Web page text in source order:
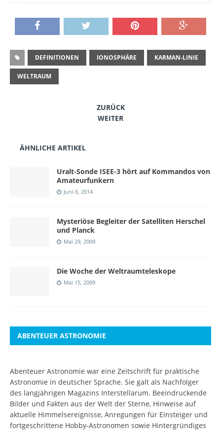
DEFINITIONEN IONOSPHÄRE KARMAN-LINIE
WELTRAUM
ZURÜCK
WEITER
ÄHNLICHE ARTIKEL
Uralt-Sonde ISEE-3 hört auf Kommandos von
Amateurfunkern
Juni 6, 2014
Mysteriöse Begleiter der Satelliten Herschel
und Planck
Mai 29, 2009
Die Woche der Weltraumteleskope
Mai 15, 2009
ABENTEUER ASTRONOMIE
Abenteuer Astronomie war eine Zeitschrift für praktische
Astronomie in deutscher Sprache. Sie galt als Nachfolger
des langjährigen Magazins Interstellarum. Beeindruckende
Bilder und Fakten aus der Welt der Sterne, Hinweise auf
aktuelle Himmelsereignisse, Anregungen für Einsteiger und
fortgeschrittene Hobby-Astronomen sowie Hintergründiges